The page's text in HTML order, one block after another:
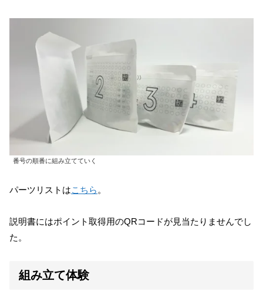
番号の順番に組み立てていく
パーツリストはこちら 。
説明書にはポイント取得用のQRコードが見当たりませんでし
た。
組み立て体験